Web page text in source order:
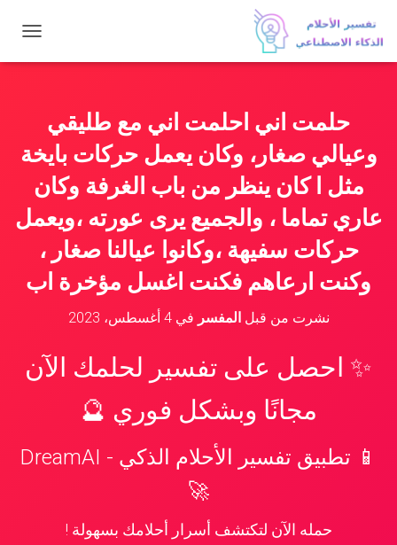
ب
ت
حلمت اني احلمت اني مع طليقي
وعيالي صغار، وكان يعمل حركات بايخة
مثل ا كان ينظر من باب الغرفة وكان
عاري تماما ، والجميع يرى عورته ،ويعمل
حركات سفيهة ،وكانوا عيالنا صغار ،
وكنت ارعاهم فكنت اغسل مؤخرة اب
نشرت من قبلالمفسر في4 أغسطس، 2023
✨ احصل على تفسير لحلمك الآن
مجانًا وبشكل فوري 🔮
📱 تطبيق تفسير الأحلام الذكي - DreamAI
🚀
حمله الآن لتكتشف أسرار أحلامك بسهولة !